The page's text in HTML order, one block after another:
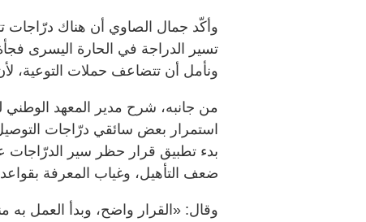
وأكّد جمال الصاوي أن هناك
تسير الدراجة في الحارة اليسرى
ونأمل أن تتضاعف حملات التوعية،
من جانبه، شرح مدير المعهد الوطني
استمرار بعض سائقي درّاجات
بدء تطبيق قرار حظر سير
ضعف التأهيل، وغياب المعرفة
وقال: «القرار واضح، وبدأ العمل به